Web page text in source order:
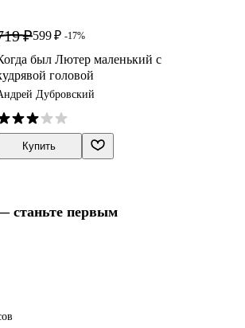
₽599 ₽ -17%
был Лютер маленький с
головой
Дубровский
Купить
станьте первым